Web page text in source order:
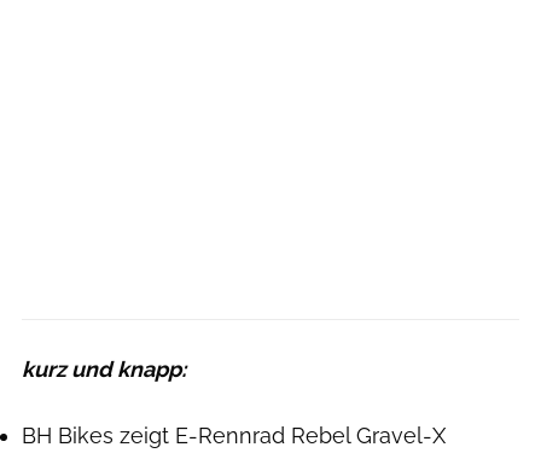
kurz und knapp:
BH Bikes zeigt E-Rennrad Rebel Gravel-X